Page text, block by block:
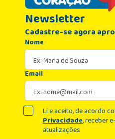
Newsletter
Cadastre-se agora
Nome
Email
Li e aceito, de acordo
Privacidade, receber
atualizações